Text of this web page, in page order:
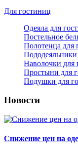
Для гостиниц
Одеяла для
Постельное
Полотенца для
Наволочки для
Простыни для
Подушки для
Новости
Снижение цен на